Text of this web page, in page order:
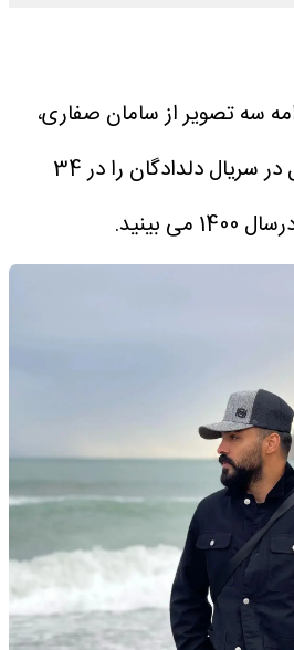
سه تصویر از سامان صفاری،
بازیگر نقش امیر و سهیل در سریال دلدادگان را در 34
بینید.